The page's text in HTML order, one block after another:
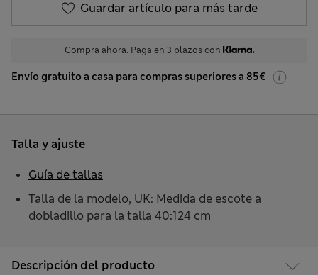
Guardar artículo para más tarde
Compra ahora. Paga en 3 plazos con
Envío gratuito a casa para compras superiores a 85€
Descripción del producto
Talla y ajuste
Talla de la modelo, UK: Medida de escote a
dobladillo para la talla 40:124 cm
Guía de tallas